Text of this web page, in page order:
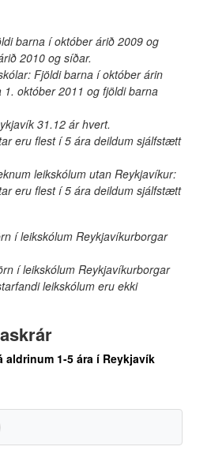
barna í október árið 2009 og
2010 og síðar.
Fjöldi barna í október árin
október 2011 og fjöldi barna
31.12 ár hvert.
eru flest í 5 ára deildum sjálfstætt
leikskólum utan Reykjavíkur:
eru flest í 5 ára deildum sjálfstætt
í leikskólum Reykjavíkurborgar
í leikskólum Reykjavíkurborgar
leikskólum eru ekki
aldrinum 1-5 ára í Reykjavík